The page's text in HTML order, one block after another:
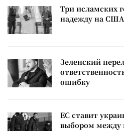
Три исламских
надежду на США
Зеленский
ошибку
ЕС ставит
выбором